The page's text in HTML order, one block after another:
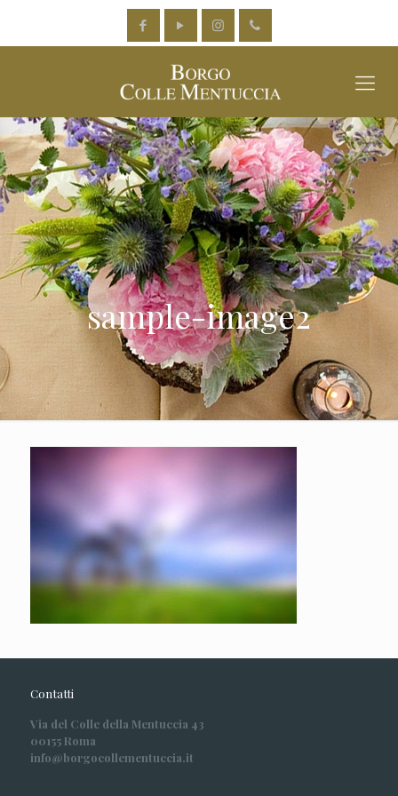
sample-image2
Contatti
Via del Colle della Mentuccia 43
00155 Roma
info@borgocollementuccia.it